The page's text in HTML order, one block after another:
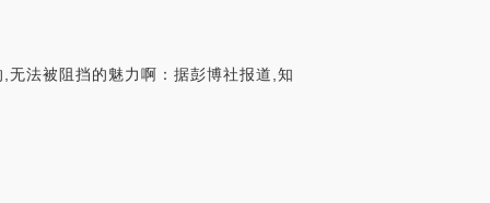
法被阻挡的魅力啊：据彭博社报道,知